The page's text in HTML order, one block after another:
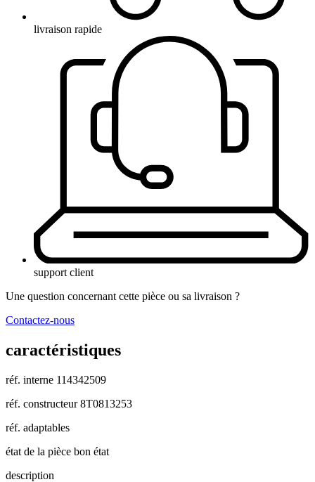
livraison rapide
support client
Une question concernant cette pièce ou sa livraison ?
Contactez-nous
caractéristiques
réf. interne 114342509
réf. constructeur 8T0813253
réf. adaptables
état de la pièce bon état
description